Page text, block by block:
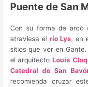
Puente de San
Con su forma de
atraviesa el río Lys, en
sitios que ver en
el arquitectoLouis
Catedral de San
recomienda cruzar